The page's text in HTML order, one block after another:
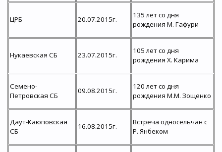
ЦРБ 20.07.2015г.
135 лет со дня
рождения М. Гафури
Нукаевская СБ 23.07.2015г.
105 лет со дня
рождения Х. Карима
Семено-
Петровская СБ
09.08.2015г.
120 лет со дня
рождения М.М. Зощенко
Даут-Каюповская
СБ
16.08.2015г.
Встреча односельчан с
Р. Янбеком